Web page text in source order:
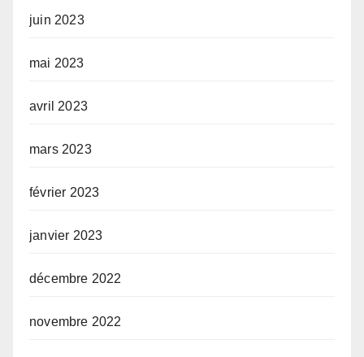
juin 2023
mai 2023
avril 2023
mars 2023
février 2023
janvier 2023
décembre 2022
novembre 2022